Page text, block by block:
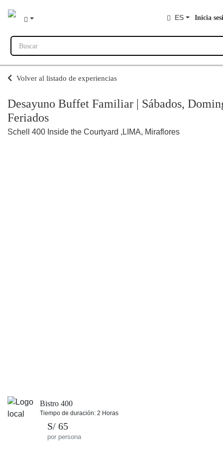
ES Inicia
Buscar
Volver al listado de experiencias
Desayuno Buffet Familiar | Sábados,
Feriados
Schell 400 Inside the Courtyard ,LIMA, Miraflores
Bistro 400
Tiempo de duración: 2 Horas
S/ 65
por persona